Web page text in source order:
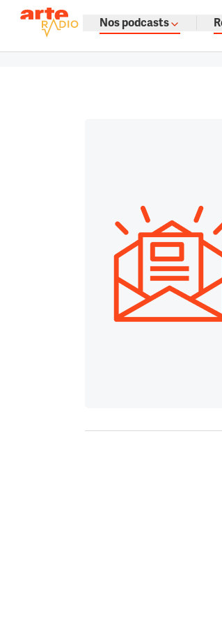
Retour à la page d'accueil
La fine fleur du
Podcasts à gogo :
Nos podcasts